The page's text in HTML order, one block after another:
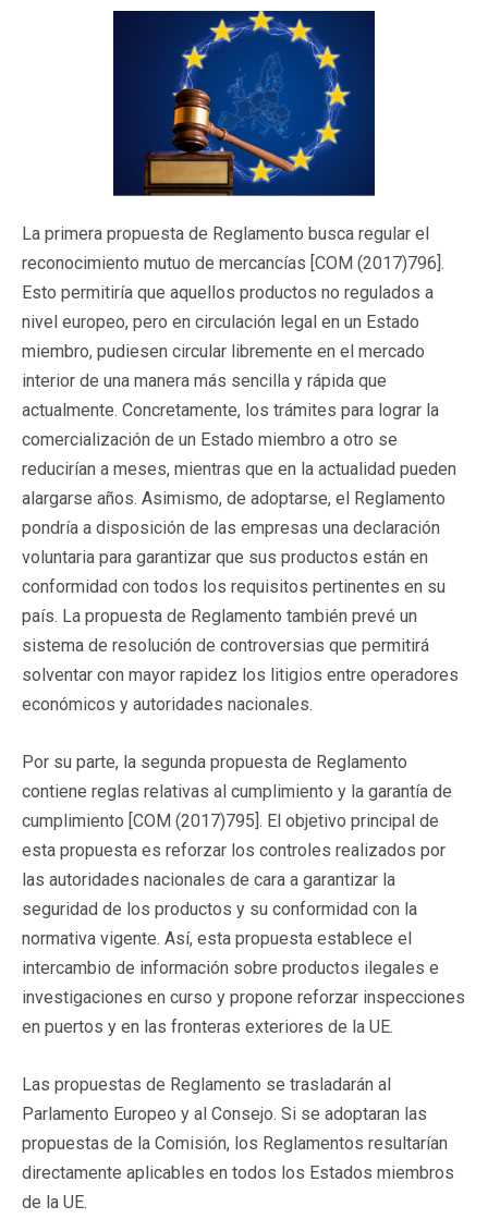
La primera propuesta de Reglamento busca regular el
reconocimiento mutuo de mercancías [COM (2017)796].
Esto permitiría que aquellos productos no regulados a
nivel europeo, pero en circulación legal en un Estado
miembro, pudiesen circular libremente en el mercado
interior de una manera más sencilla y rápida que
actualmente. Concretamente, los trámites para lograr la
comercialización de un Estado miembro a otro se
reducirían a meses, mientras que en la actualidad pueden
alargarse años. Asimismo, de adoptarse, el Reglamento
pondría a disposición de las empresas una declaración
voluntaria para garantizar que sus productos están en
conformidad con todos los requisitos pertinentes en su
país. La propuesta de Reglamento también prevé un
sistema de resolución de controversias que permitirá
solventar con mayor rapidez los litigios entre operadores
económicos y autoridades nacionales.
Por su parte, la segunda propuesta de Reglamento
contiene reglas relativas al cumplimiento y la garantía de
cumplimiento [COM (2017)795]. El objetivo principal de
esta propuesta es reforzar los controles realizados por
las autoridades nacionales de cara a garantizar la
seguridad de los productos y su conformidad con la
normativa vigente. Así, esta propuesta establece el
intercambio de información sobre productos ilegales e
investigaciones en curso y propone reforzar inspecciones
en puertos y en las fronteras exteriores de la UE.
Las propuestas de Reglamento se trasladarán al
Parlamento Europeo y al Consejo. Si se adoptaran las
propuestas de la Comisión, los Reglamentos resultarían
directamente aplicables en todos los Estados miembros
de la UE.